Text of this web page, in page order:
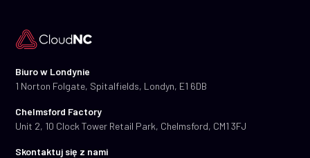
Biuro w Londynie
1 Norton Folgate, Spitalfields, Londyn, E1 6DB
Chelmsford Factory
Unit 2, 10 Clock Tower Retail Park, Chelmsford, CM1 3FJ
Skontaktuj się z nami